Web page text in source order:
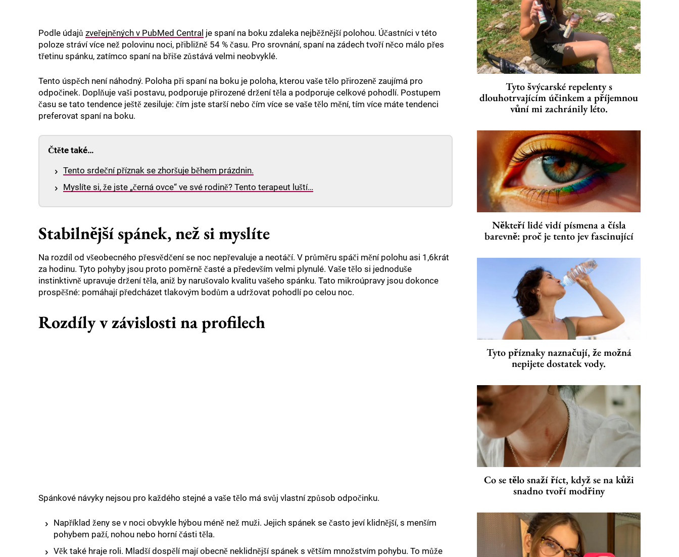
Podle údajů zveřejněných v PubMed Central je spaní na boku zdaleka nejběžnější polohou. Účastníci v této
poloze stráví více než polovinu noci, přibližně 54 % času. Pro srovnání, spaní na zádech tvoří něco málo přes
třetinu spánku, zatímco spaní na břiše zůstává velmi neobvyklé.
Tento úspěch není náhodný. Poloha při spaní na boku je poloha, kterou vaše tělo přirozeně zaujímá pro
odpočinek. Doplňuje vaši postavu, podporuje přirozené držení těla a podporuje celkové pohodlí. Postupem
času se tato tendence ještě zesiluje: čím jste starší nebo čím více se vaše tělo mění, tím více máte tendenci
preferovat spaní na boku.
Čtěte také…
Tento srdeční příznak se zhoršuje během prázdnin.
Myslíte si, že jste „černá ovce“ ve své rodině? Tento terapeut luští…
Stabilnější spánek, než si myslíte
Na rozdíl od všeobecného přesvědčení se noc nepřevaluje a neotáčí. V průměru spáči mění polohu asi 1,6krát
za hodinu. Tyto pohyby jsou proto poměrně časté a především velmi plynulé. Vaše tělo si jednoduše
instinktivně upravuje držení těla, aniž by narušovalo kvalitu vašeho spánku. Tato mikroúpravy jsou dokonce
prospěšné: pomáhají předcházet tlakovým bodům a udržovat pohodlí po celou noc.
Rozdíly v závislosti na profilech
Spánkové návyky nejsou pro každého stejné a vaše tělo má svůj vlastní způsob odpočinku.
Například ženy se v noci obvykle hýbou méně než muži. Jejich spánek se často jeví klidnější, s menším
pohybem paží, nohou nebo horní části těla.
Věk také hraje roli. Mladší dospělí mají obecně neklidnější spánek s větším množstvím pohybu. To může
Tyto švýcarské repelenty s
dlouhotrvajícím účinkem a příjemnou
vůní mi zachránily léto.
Někteří lidé vidí písmena a čísla
barevně: proč je tento jev fascinující
Tyto příznaky naznačují, že možná
nepijete dostatek vody.
Co se tělo snaží říct, když se na kůži
snadno tvoří modřiny